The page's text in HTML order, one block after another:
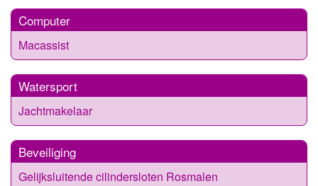
Computer
Macassist
Watersport
Jachtmakelaar
Beveiliging
Gelijksluitende cilindersloten Rosmalen